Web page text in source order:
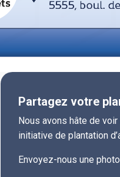
Partagez votre
Nous avons hâte de
initiative de plantation
Envoyez-nous une